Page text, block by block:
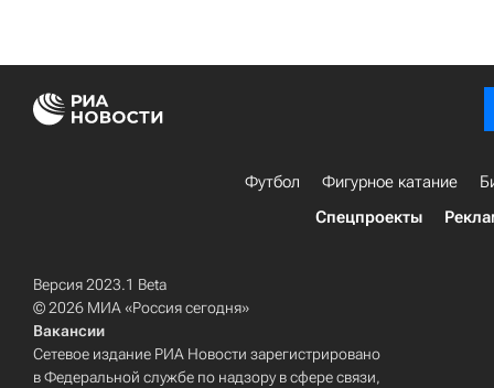
Футбол Фигурное катание
Спецпроекты
Версия 2023.1 Beta
© 2026 МИА «Россия сегодня»
Вакансии
Сетевое издание РИА Новости зарегистрировано
в Федеральной службе по надзору в сфере связи,